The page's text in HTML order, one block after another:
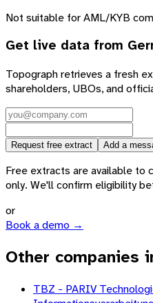
Not suitable for AML/KYB
Get live data from
Topograph retrieves a fresh
shareholders, UBOs, and
Request free extract Add a
Free extracts are available to
only. We'll confirm eligibility
or
Book a demo →
Other companies
TBZ - PARIV